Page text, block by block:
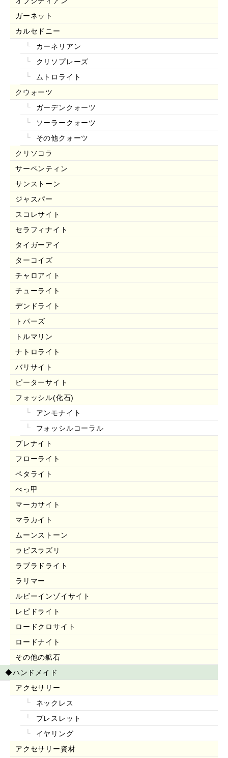
ガーネット
カルセドニー
カーネリアン
クリソプレーズ
ムトロライト
クウォーツ
ガーデンクォーツ
ソーラークォーツ
その他クォーツ
クリソコラ
サーペンティン
サンストーン
ジャスパー
スコレサイト
セラフィナイト
タイガーアイ
ターコイズ
チャロアイト
チューライト
デンドライト
トパーズ
トルマリン
ナトロライト
バリサイト
ピーターサイト
フォッシル(化石)
アンモナイト
フォッシルコーラル
プレナイト
フローライト
ペタライト
べっ甲
マーカサイト
マラカイト
ムーンストーン
ラピスラズリ
ラブラドライト
ラリマー
ルビーインゾイサイト
レピドライト
ロードクロサイト
ロードナイト
その他の鉱石
◆ハンドメイド
アクセサリー
ネックレス
ブレスレット
イヤリング
アクセサリー資材